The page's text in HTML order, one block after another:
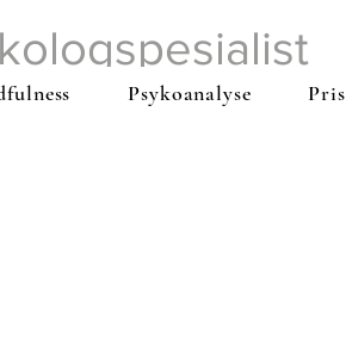
Utkilen
Psykoanalyse Pris